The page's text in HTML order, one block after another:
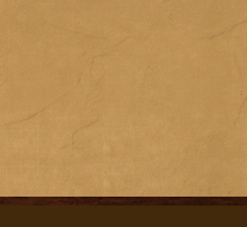
旬鮮台
な焼酎と海鮮料理を中
や日替わりランチの